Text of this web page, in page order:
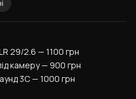
29/2.6 — 1100 грн
камеру — 900 грн
3C — 1000 грн